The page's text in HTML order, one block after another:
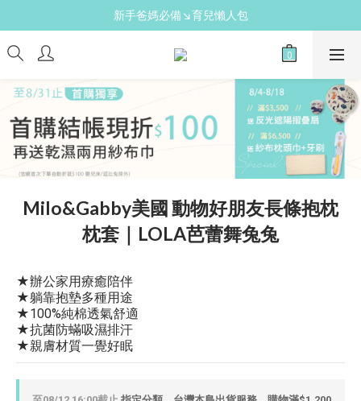
新手爸媽必備↘育兒懶人包
免費領↘逗寶媽媽禮
送禮心意↘親子胺基酸潔膚皂(金箔紫草)
新手爸媽必備↘育兒懶人包
Milo&Gabby美國 動物好朋友長條抱枕
枕套｜LOLA芭蕾舞兔兔
★辦公家用療癒陪伴
★躺靠抱墊多種用途
★100%純棉透氣舒適
★抗菌防蟎吸濕排汗
★親膚材質一覺好眠